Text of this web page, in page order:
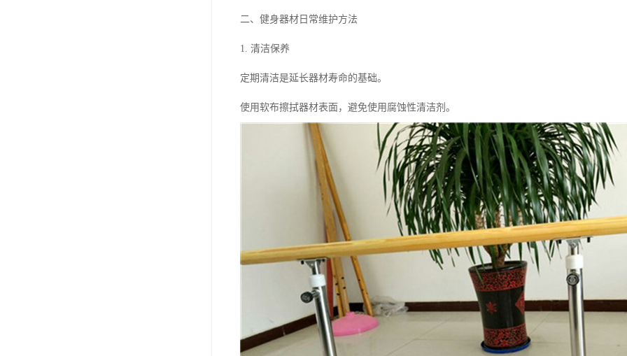
二、健身器材日常维护方法
1. 清洁保养
定期清洁是延长器材寿命的基础。
使用软布擦拭器材表面，避免使用腐蚀性清洁剂。